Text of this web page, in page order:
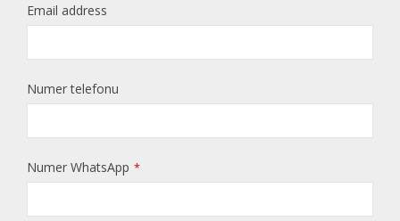
Email address
Numer telefonu
Numer WhatsApp *